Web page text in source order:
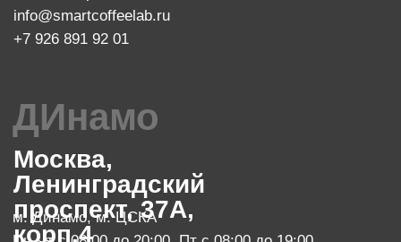
SMART COFFEE Lab. 2024